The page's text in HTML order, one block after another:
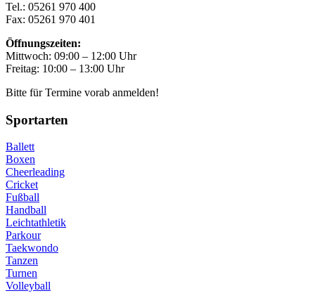
Tel.: 05261 970 400
Fax: 05261 970 401
Öffnungszeiten:
Mittwoch: 09:00 – 12:00 Uhr
Freitag: 10:00 – 13:00 Uhr
Bitte für Termine vorab anmelden!
Sportarten
Ballett
Boxen
Cheerleading
Cricket
Fußball
Handball
Leichtathletik
Parkour
Taekwondo
Tanzen
Turnen
Volleyball